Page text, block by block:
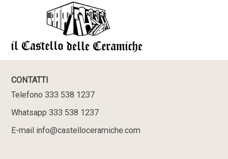
CONTATTI
Telefono 333 538 1237
Whatsapp 333 538 1237
E-mail info@castelloceramiche.com